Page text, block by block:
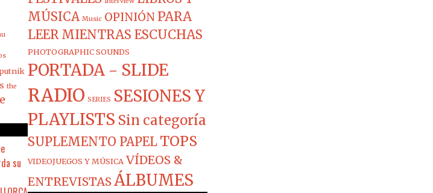
the
su
MÚSICA Music OPINIÓN PARA
LEER MIENTRAS ESCUCHAS
PHOTOGRAPHIC SOUNDS
PORTADA - SLIDE
RADIO SERIES SESIONES Y
PLAYLISTS Sin categoría
SUPLEMENTO PAPEL TOPS
VIDEOJUEGOS Y MÚSICA VÍDEOS &
ENTREVISTASÁLBUMES